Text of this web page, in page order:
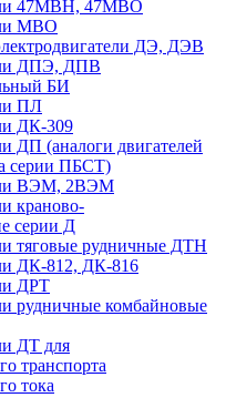
47MBH, 47МВО
MBO
ДЭ, ДЭВ
ДПЭ, ДПВ
БИ
ПЛ
ДК-309
ДП (аналоги двигателей
серии ПБСТ)
ВЭМ, 2ВЭМ
краново-
серии Д
тяговые рудничные ДТН
ДК-812, ДК-816
ДРТ
рудничные комбайновые
ДТ для
транспорта
тока